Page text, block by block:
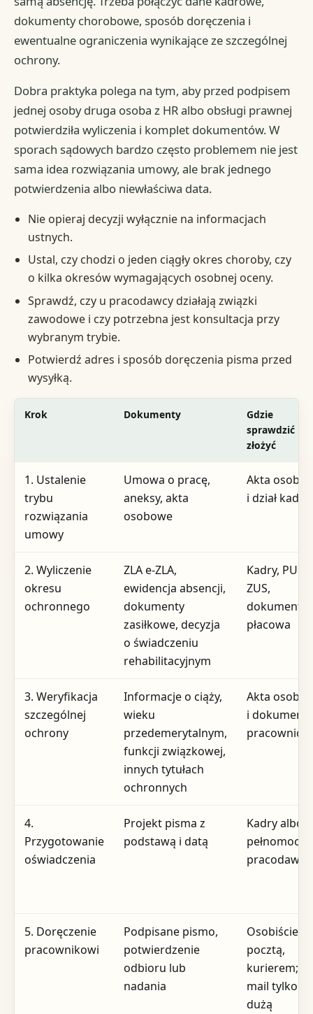
dokumenty chorobowe, sposób doręczenia i
ewentualne ograniczenia wynikające ze szczególnej
ochrony.
Dobra praktyka polega na tym, aby przed podpisem
jednej osoby druga osoba z HR albo obsługi prawnej
potwierdziła wyliczenia i komplet dokumentów. W
sporach sądowych bardzo często problemem nie jest
sama idea rozwiązania umowy, ale brak jednego
potwierdzenia albo niewłaściwa data.
Nie opieraj decyzji wyłącznie na informacjach
ustnych.
Ustal, czy chodzi o jeden ciągły okres choroby, czy
o kilka okresów wymagających osobnej oceny.
Sprawdź, czy u pracodawcy działają związki
zawodowe i czy potrzebna jest konsultacja przy
wybranym trybie.
Potwierdź adres i sposób doręczenia pisma przed
wysyłką.
Krok Dokumenty
Gdzie
sprawdzić lub
złożyć
1. Ustalenie
trybu
rozwiązania
umowy
Umowa o pracę,
aneksy, akta
osobowe
Akta
i dział kadr
2. Wyliczenie
okresu
ochronnego
ZLA e-ZLA,
ewidencja absencji,
dokumenty
zasiłkowe, decyzja
o świadczeniu
rehabilitacyjnym
Kadry, PUE
ZUS,
płacowa
3. Weryfikacja
szczególnej
ochrony
Informacje o ciąży,
wieku
przedemerytalnym,
funkcji związkowej,
innych tytułach
ochronnych
Akta
i dokumenty
4.
Przygotowanie
oświadczenia
Projekt pisma z
podstawą i datą
Kadry albo
pracodawcy
5. Doręczenie
pracownikowi
Podpisane pismo,
potwierdzenie
odbioru lub
nadania
Osobiście,
pocztą,
kurierem; e-
mail tylko z
dużą